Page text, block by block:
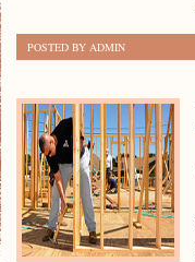
POSTED BY ADMIN